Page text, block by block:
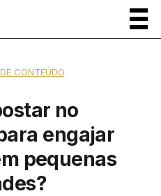
CONTEÚDO
no
engajar
pequenas